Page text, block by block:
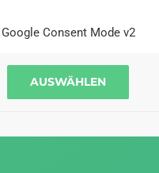
Google Consent Mode v2
AUSWÄHLEN